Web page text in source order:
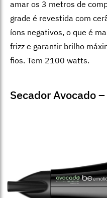
amar os 3 metros de
grade é revestida com
íons negativos, o que é
frizz e garantir brilho
fios. Tem 2100 watts.
Secador Avocado